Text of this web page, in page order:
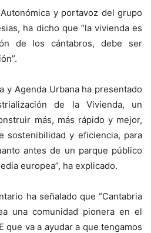
y portavoz del grupo
ha dicho que “la vivienda es
de los cántabros, debe ser
y Agenda Urbana ha presentado
de la Vivienda, un
más, más rápido y mejor,
sostenibilidad y eficiencia, para
antes de un parque público
europea”, ha explicado.
ha señalado que “Cantabria
una comunidad pionera en el
que va a ayudar a que tengamos